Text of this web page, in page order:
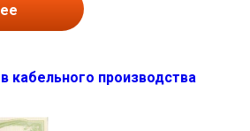
кабельного производства